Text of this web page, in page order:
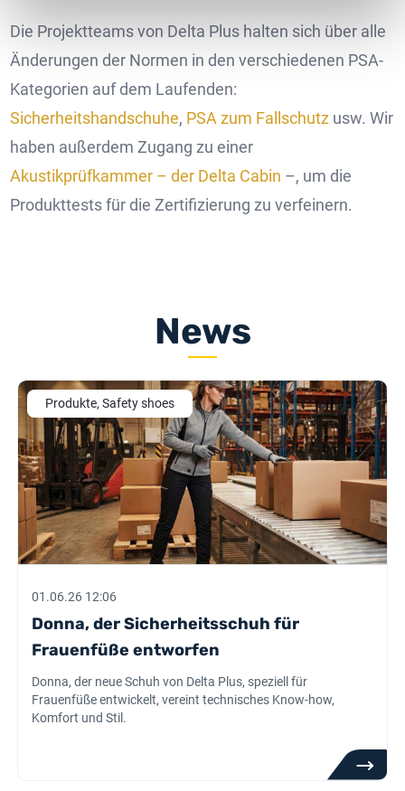
Die Projektteams von Delta Plus halten sich über alle
Änderungen der Normen in den verschiedenen PSA-
Kategorien auf dem Laufenden:
Sicherheitshandschuhe, PSA zum Fallschutz usw. Wir
haben außerdem Zugang zu einer
Akustikprüfkammer – der Delta Cabin –, um die
Produkttests für die Zertifizierung zu verfeinern.
News
Produkte, Safety shoes
01.06.26 12:06
Donna, der Sicherheitsschuh für
Frauenfüße entworfen
Donna, der neue Schuh von Delta Plus, speziell für
Frauenfüße entwickelt, vereint technisches Know-how,
Komfort und Stil.